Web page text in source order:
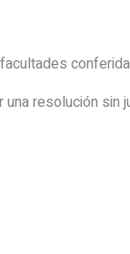
resolución